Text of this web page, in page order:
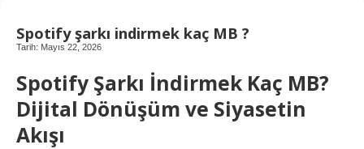
Hakkımızda
Spotify şarkı indirmek kaç MB ?
Tarih: Mayıs 22, 2026
Spotify Şarkı İndirmek Kaç MB?
Dijital Dönüşüm ve Siyasetin
Akışı